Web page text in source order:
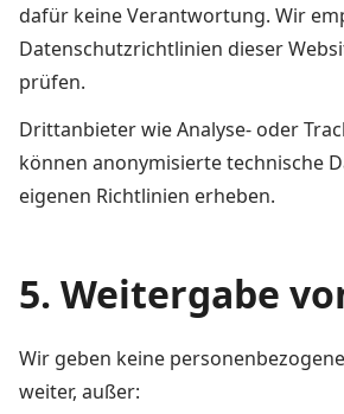
dafür keine Verantwortung. Wir
Datenschutzrichtlinien dieser
prüfen.
Drittanbieter wie Analyse- oder
können anonymisierte technische
eigenen Richtlinien erheben.
5. Weitergabe
Wir geben keine
weiter, außer: